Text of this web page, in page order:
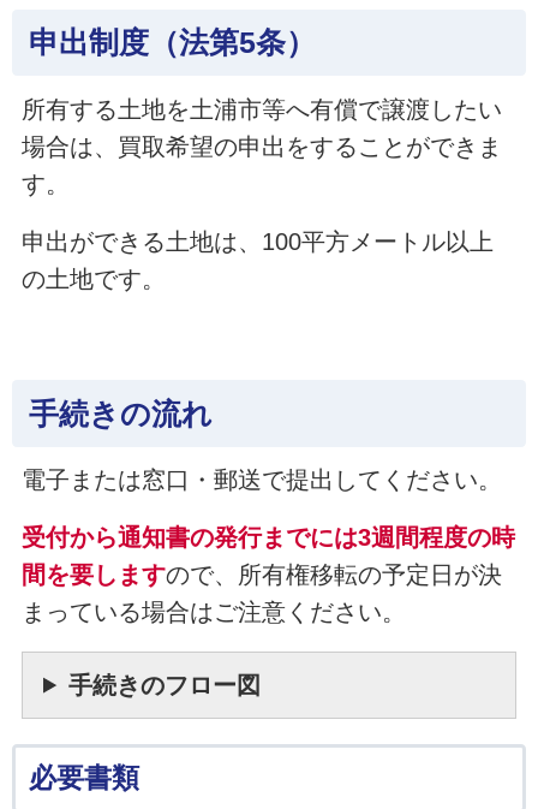
申出制度（法第5条）
所有する土地を土浦市等へ有償で譲渡したい
場合は、買取希望の申出をすることができま
す。
申出ができる土地は、100平方メートル以上
の土地です。
手続きの流れ
電子または窓口・郵送で提出してください。
受付から通知書の発行までには3週間程度の時
間を要しますので、所有権移転の予定日が決
まっている場合はご注意ください。
手続きのフロー図
必要書類